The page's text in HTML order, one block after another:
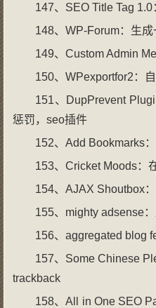
147、SEO Title Tag
148、WP-Forum：生成
149、Custom Admin
150、WPexportfor2：
151、DupPrevent
惩罚，seo插件
152、Add Bookmarks
153、Cricket Moods：
154、AJAX Shoutbox
155、mighty adsense
156、aggregated blog
157、Some Chinese
trackback
158、All in One SEO